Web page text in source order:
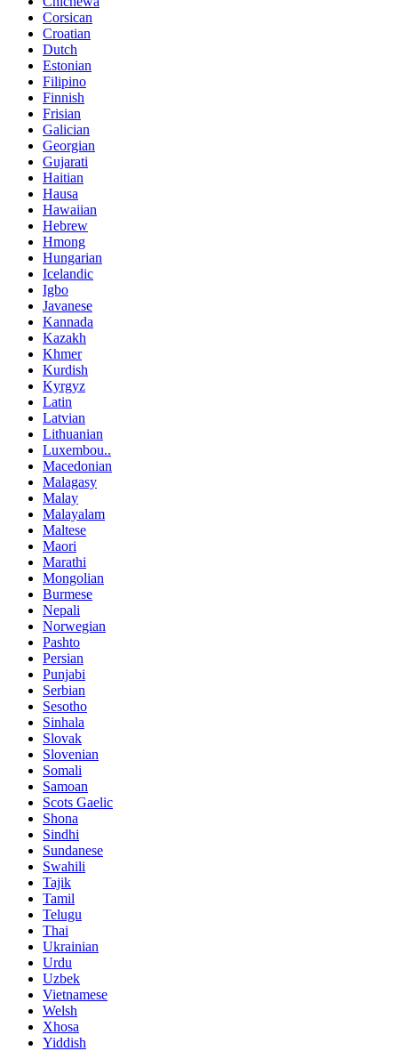
Corsican
Croatian
Dutch
Estonian
Filipino
Finnish
Frisian
Galician
Georgian
Gujarati
Haitian
Hausa
Hawaiian
Hebrew
Hmong
Hungarian
Icelandic
Igbo
Javanese
Kannada
Kazakh
Khmer
Kurdish
Kyrgyz
Latin
Latvian
Lithuanian
Luxembou..
Macedonian
Malagasy
Malay
Malayalam
Maltese
Maori
Marathi
Mongolian
Burmese
Nepali
Norwegian
Pashto
Persian
Punjabi
Serbian
Sesotho
Sinhala
Slovak
Slovenian
Somali
Samoan
Scots Gaelic
Shona
Sindhi
Sundanese
Swahili
Tajik
Tamil
Telugu
Thai
Ukrainian
Urdu
Uzbek
Vietnamese
Welsh
Xhosa
Yiddish